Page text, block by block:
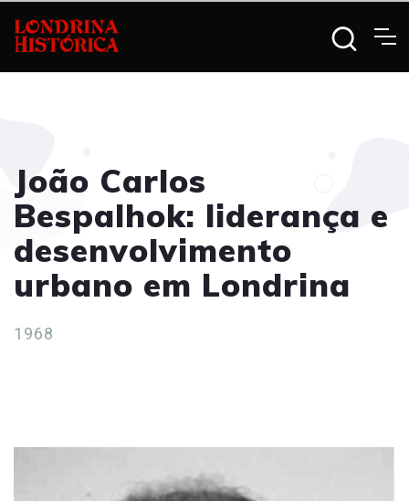
João Carlos
Bespalhok: liderança e
desenvolvimento
urbano em Londrina
1968